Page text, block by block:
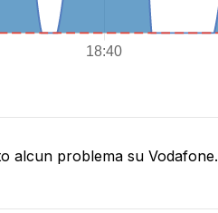
alcun problema su Vodafone.